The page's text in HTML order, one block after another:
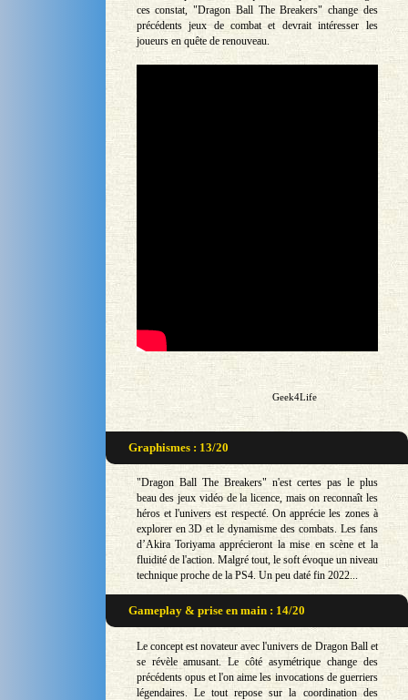
ces constat, "Dragon Ball The Breakers" change des
précédents jeux de combat et devrait intéresser les
joueurs en quête de renouveau.
Geek4Life
Graphismes : 13/20
"Dragon Ball The Breakers" n'est certes pas le plus
beau des jeux vidéo de la licence, mais on reconnaît les
héros et l'univers est respecté. On apprécie les zones à
explorer en 3D et le dynamisme des combats. Les fans
d’Akira Toriyama apprécieront la mise en scène et la
fluidité de l'action. Malgré tout, le soft évoque un niveau
technique proche de la PS4. Un peu daté fin 2022...
Gameplay & prise en main : 14/20
Le concept est novateur avec l'univers de Dragon Ball et
se révèle amusant. Le côté asymétrique change des
précédents opus et l'on aime les invocations de guerriers
légendaires. Le tout repose sur la coordination des